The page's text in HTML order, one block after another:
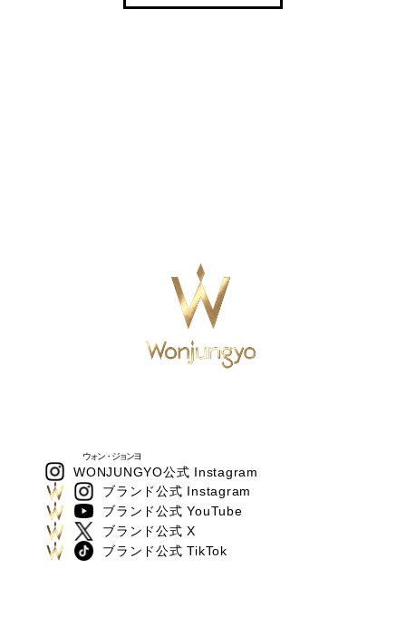
WONJUNGYO
ウォン・ジョンヨ
公式 Instagram
ブランド公式 Instagram
ブランド公式 YouTube
ブランド公式 X
ブランド公式 TikTok